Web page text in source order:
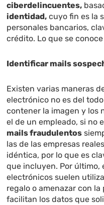
ciberdelincuentes,
identidad, cuyo fin es la
personales bancarios,
crédito. Lo que se
Identificar mails
Existen varias maneras
electrónico no es del
contener la imagen y los
el de un empleado, si no
mails fraudulentos
las de las empresas
idéntica, por lo que es
que incluyen. Por último,
electrónicos suelen
regalo o amenazar con
facilitan los datos que